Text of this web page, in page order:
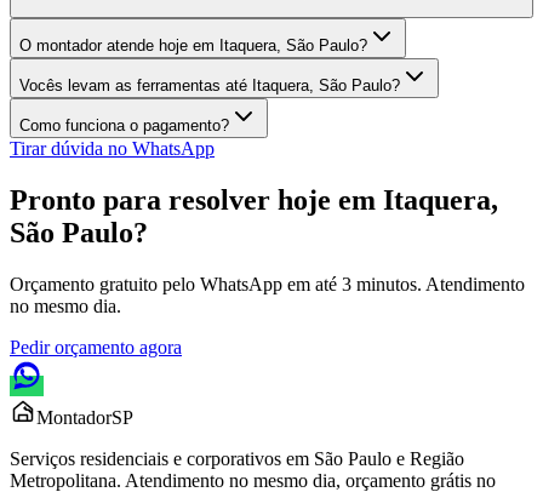
O montador atende hoje em Itaquera, São Paulo?
Vocês levam as ferramentas até Itaquera, São Paulo?
Como funciona o pagamento?
Tirar dúvida no WhatsApp
Pronto para resolver hoje em Itaquera,
São Paulo?
Orçamento gratuito pelo WhatsApp em até 3 minutos. Atendimento
no mesmo dia.
Pedir orçamento agora
MontadorSP
Serviços residenciais e corporativos em São Paulo e Região
Metropolitana. Atendimento no mesmo dia, orçamento grátis no